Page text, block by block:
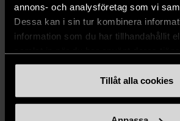
annons- och analysföretag som vi
Dessa kan i sin tur kombinera
information som du har tillhandahållit
Tillåt alla cookies
E-POST